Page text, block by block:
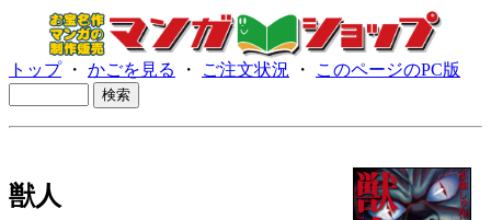
トップ・ かごを見る ・ ご注文状況 ・ このページのPC版
獣人